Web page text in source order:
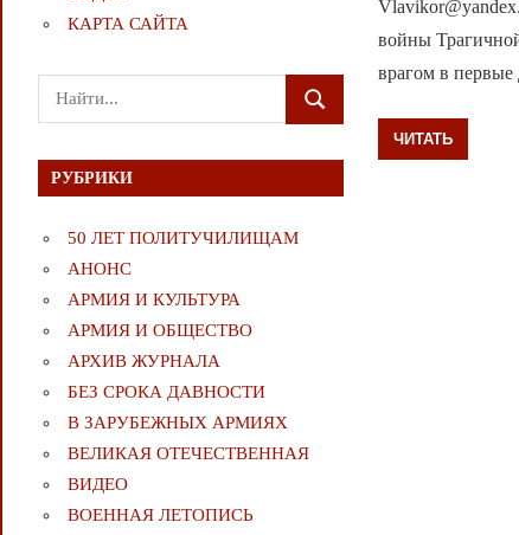
войны
врагом в первые
ЧИТАТЬ
КАРТА САЙТА
Поиск
для:
ПОИСК
РУБРИКИ
50 ЛЕТ ПОЛИТУЧИЛИЩАМ
АНОНС
АРМИЯ И КУЛЬТУРА
АРМИЯ И ОБЩЕСТВО
АРХИВ ЖУРНАЛА
БЕЗ СРОКА ДАВНОСТИ
В ЗАРУБЕЖНЫХ АРМИЯХ
ВЕЛИКАЯ ОТЕЧЕСТВЕННАЯ
ВИДЕО
ВОЕННАЯ ЛЕТОПИСЬ